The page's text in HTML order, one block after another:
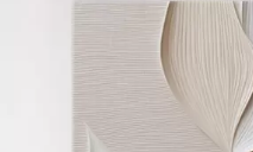
Cerneală sigură și inodoră
Suprafață tip pânză
Material ecologic